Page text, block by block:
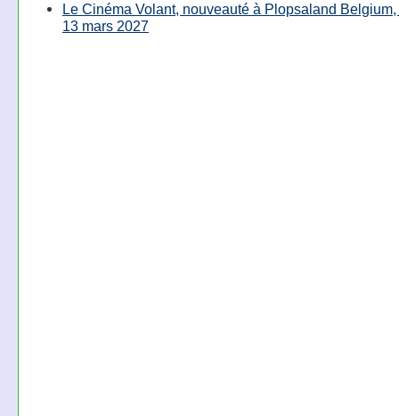
Le Cinéma Volant, nouveauté à Plopsaland
13 mars 2027